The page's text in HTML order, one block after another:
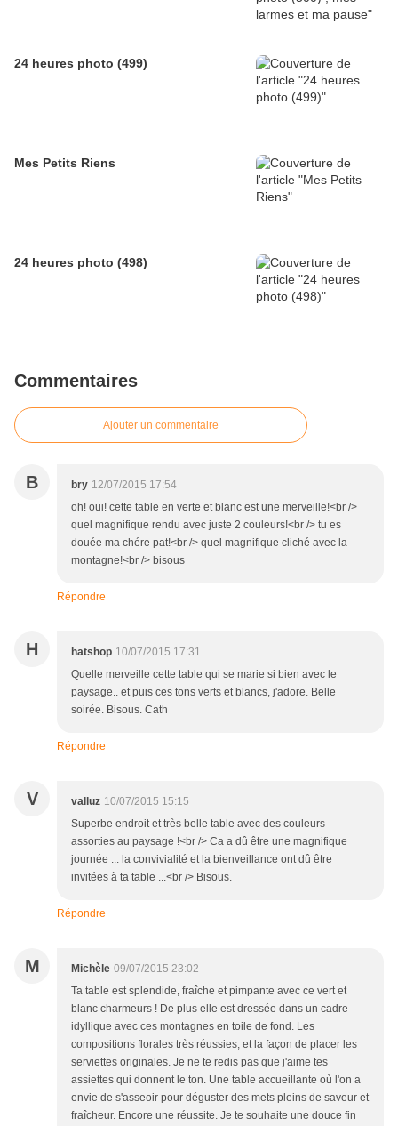
24 heures photo (499)
Mes Petits Riens
24 heures photo (498)
Commentaires
Ajouter un commentaire
B bry 12/07/2015 17:54
oh! oui! cette table en verte et blanc est une merveille!<br />
quel magnifique rendu avec juste 2 couleurs!<br /> tu es
douée ma chére pat!<br /> quel magnifique cliché avec la
montagne!<br /> bisous
Répondre
H hatshop 10/07/2015 17:31
Quelle merveille cette table qui se marie si bien avec le
paysage.. et puis ces tons verts et blancs, j'adore. Belle
soirée. Bisous. Cath
Répondre
V valluz 10/07/2015 15:15
Superbe endroit et très belle table avec des couleurs
assorties au paysage !<br /> Ca a dû être une magnifique
journée ... la convivialité et la bienveillance ont dû être
invitées à ta table ...<br /> Bisous.
Répondre
M Michèle 09/07/2015 23:02
Ta table est splendide, fraîche et pimpante avec ce vert et
blanc charmeurs ! De plus elle est dressée dans un cadre
idyllique avec ces montagnes en toile de fond. Les
compositions florales très réussies, et la façon de placer les
serviettes originales. Je ne te redis pas que j'aime tes
assiettes qui donnent le ton. Une table accueillante où l'on a
envie de s'asseoir pour déguster des mets pleins de saveur et
fraîcheur. Encore une réussite. Je te souhaite une douce fin